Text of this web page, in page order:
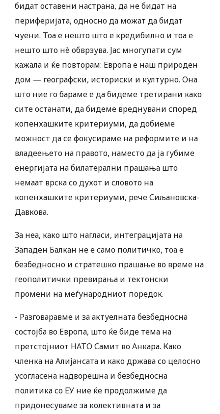
бидат оставени настрана, да не бидат на
периферијата, односно да можат да бидат
чуени. Тоа е нешто што е кредибилно и тоа е
нешто што нè обврзува. ​Јас многупати сум
кажала и ќе повторам: Европа е наш природен
дом — географски, историски и културно. Она
што ние го бараме е да бидеме третирани како
сите останати, да бидеме вреднувани според
копенхашките критериуми, да добиеме
можност да се фокусираме на реформите и на
владеењето на правото, наместо да ја губиме
енергијата на билатерални прашања што
немаат врска со духот и словото на
копенхашките критериуми, рече Сиљановска-
Давкова.
За неа, како што нагласи, интеграцијата на
Западен Балкан не е само политичко, тоа е
безбедносно и стратешко прашање во време на
геополитички превирања и тектонски
промени на меѓународниот поредок.
-​ Разговаравме и за актуелната безбедносна
состојба во Европа, што ќе биде тема на
претстојниот НАТО Самит во Анкара. Како
членка на Алијансата и какo држава со целосно
усогласена надворешна и безбедносна
политика со ЕУ ние ќе продолжиме да
придонесуваме за колективната и за